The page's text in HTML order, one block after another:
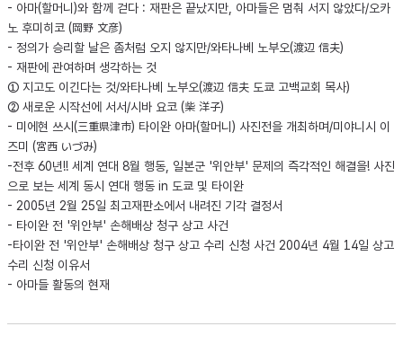
- 아마(할머니)와 함께 걷다 : 재판은 끝났지만, 아마들은 멈춰 서지 않았다/오카
노 후미히코 (岡野 文彦)
- 정의가 승리할 날은 좀처럼 오지 않지만/와타나베 노부오(渡辺 信夫)
- 재판에 관여하며 생각하는 것
① 지고도 이긴다는 것/와타나베 노부오(渡辺 信夫 도쿄 고백교회 목사)
② 새로운 시작선에 서서/시바 요코 (柴 洋子)
- 미에현 쓰시(三重県津市) 타이완 아마(할머니) 사진전을 개최하며/미야니시 이
즈미 (宮西 いづみ)
-전후 60년!! 세계 연대 8월 행동, 일본군 '위안부' 문제의 즉각적인 해결을! 사진
으로 보는 세계 동시 연대 행동 in 도쿄 및 타이완
- 2005년 2월 25일 최고재판소에서 내려진 기각 결정서
- 타이완 전 '위안부' 손해배상 청구 상고 사건
-타이완 전 '위안부' 손해배상 청구 상고 수리 신청 사건 2004년 4월 14일 상고
수리 신청 이유서
- 아마들 활동의 현재